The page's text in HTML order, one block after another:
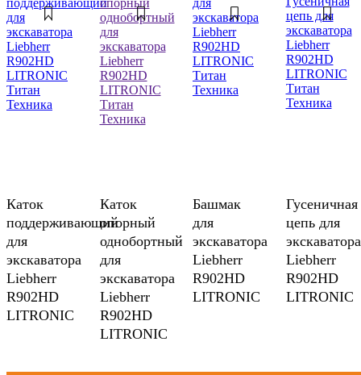
Каток
поддерживающий
для
экскаватора
Liebherr
R902HD
LITRONIC
Каток
опорный
однобортный
для
экскаватора
Liebherr
R902HD
LITRONIC
Башмак
для
экскаватора
Liebherr
R902HD
LITRONIC
Гусеничная
цепь для
экскаватора
Liebherr
R902HD
LITRONIC